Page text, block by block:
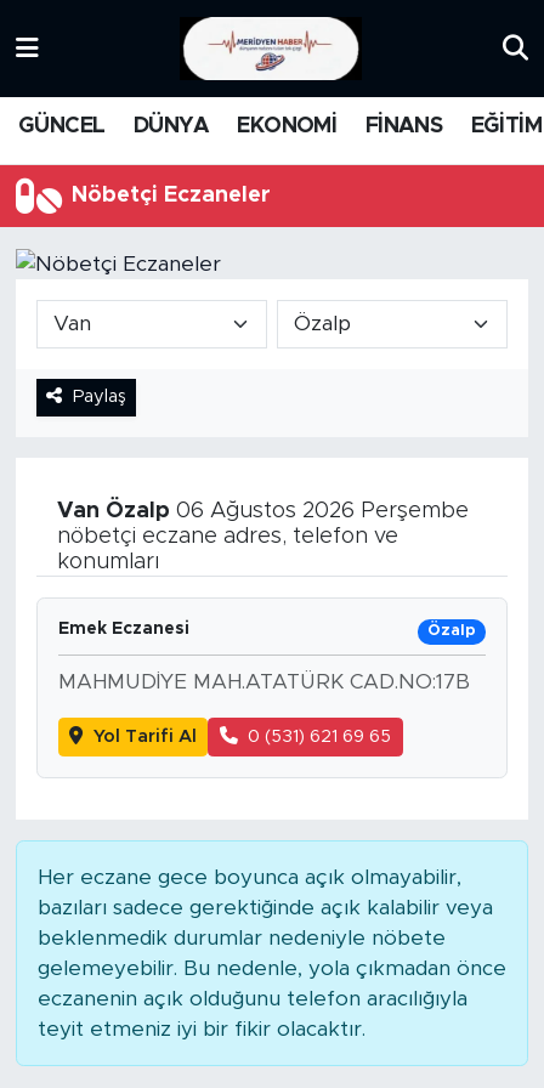
GÜNCEL DÜNYA EKONOMİ FİNANS EĞİTİM
Nöbetçi Eczaneler
Paylaş
Van Özalp 06 Ağustos 2026 Perşembe
nöbetçi eczane adres, telefon ve
konumları
Emek Eczanesi Özalp
MAHMUDİYE MAH.ATATÜRK CAD.NO:17B
Yol Tarifi Al 0 (531) 621 69 65
Her eczane gece boyunca açık olmayabilir,
bazıları sadece gerektiğinde açık kalabilir veya
beklenmedik durumlar nedeniyle nöbete
gelemeyebilir. Bu nedenle, yola çıkmadan önce
eczanenin açık olduğunu telefon aracılığıyla
teyit etmeniz iyi bir fikir olacaktır.
MEDYA
DÜNYA
KARİKATÜR
NOSTALJİ
YAZARLAR
DİNİ
POLİTİKA
Trafik Durumu
Süper Lig Puan Durumu ve Fikstür
Tüm Manşetler
Haber Arşivi